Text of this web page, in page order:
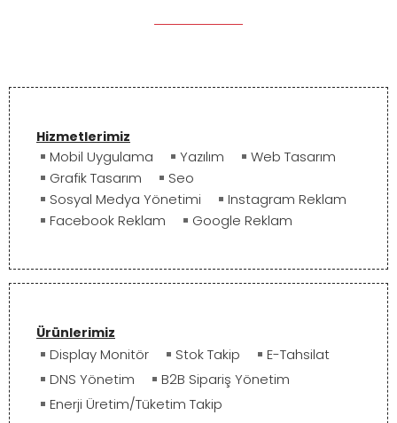
Hizmetlerimiz
Mobil Uygulama Yazılım
Web Tasarım
Grafik Tasarım
Seo
Sosyal Medya Yönetimi
Instagram Reklam
Facebook Reklam
Google Reklam
Ürünlerimiz
Display Monitör Stok Takip
E-Tahsilat
DNS Yönetim
B2B Sipariş Yönetim
Enerji Üretim/Tüketim Takip